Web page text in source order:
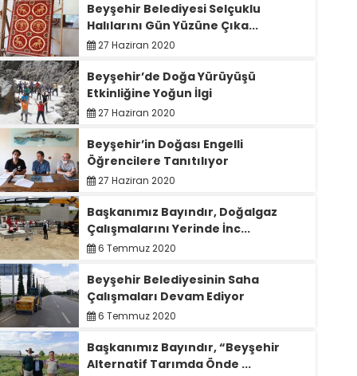
Beyşehir Belediyesi Selçuklu
Halılarını Gün Yüzüne Çıka...
27 Haziran 2020
Beyşehir’de Doğa Yürüyüşü
Etkinliğine Yoğun İlgi
27 Haziran 2020
Beyşehir’in Doğası Engelli
Öğrencilere Tanıtılıyor
27 Haziran 2020
Başkanımız Bayındır, Doğalgaz
Çalışmalarını Yerinde İnc...
6 Temmuz 2020
Beyşehir Belediyesinin Saha
Çalışmaları Devam Ediyor
6 Temmuz 2020
Başkanımız Bayındır, “Beyşehir
Alternatif Tarımda Önde ...